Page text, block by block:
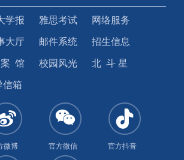
学报 雅思考试 网络服务
大厅 邮件系统 招生信息
馆 校园风光 北 斗 星
信箱
微博 官方微信 官方抖音